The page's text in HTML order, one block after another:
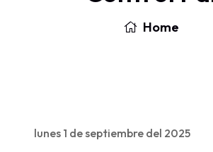
Home
lunes 1 de septiembre del 2025